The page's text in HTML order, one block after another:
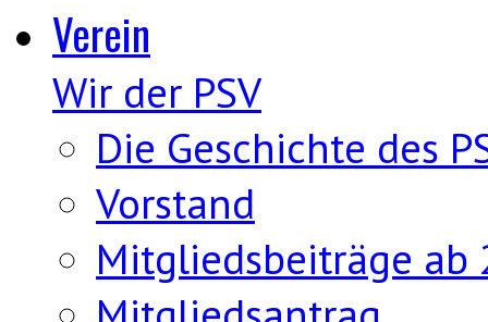
Verein
Wir der PSV
Die Geschichte des
Vorstand
Mitgliedsbeiträge ab